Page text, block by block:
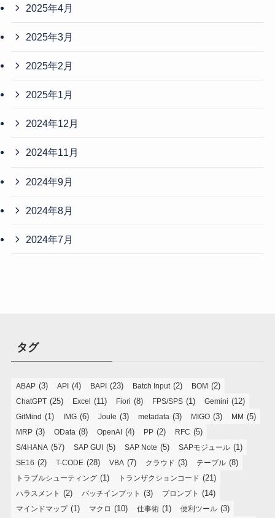
2025年4月
2025年3月
2025年2月
2025年1月
2024年12月
2024年11月
2024年9月
2024年8月
2024年7月
タグ
ABAP (3) API (4) BAPI (23) Batch Input (2) BOM (2)
ChatGPT (25) Excel (11) Fiori (8) FPS/SPS (1) Gemini (12)
GitMind (1) IMG (6) Joule (3) metadata (3) MIGO (3) MM (5)
MRP (3) OData (8) OpenAI (4) PP (2) RFC (5)
S/4HANA (57) SAP GUI (5) SAP Note (5) SAPモジュール (1)
SE16 (2) T-CODE (28) VBA (7) クラウド (3) テーブル (8)
トラブルシューティング (1) トランザクションコード (21)
ハラスメント (2) バッチインプット (3) プロンプト (14)
マインドマップ(1) マクロ (10) 仕事術 (1) 便利ツール (3)